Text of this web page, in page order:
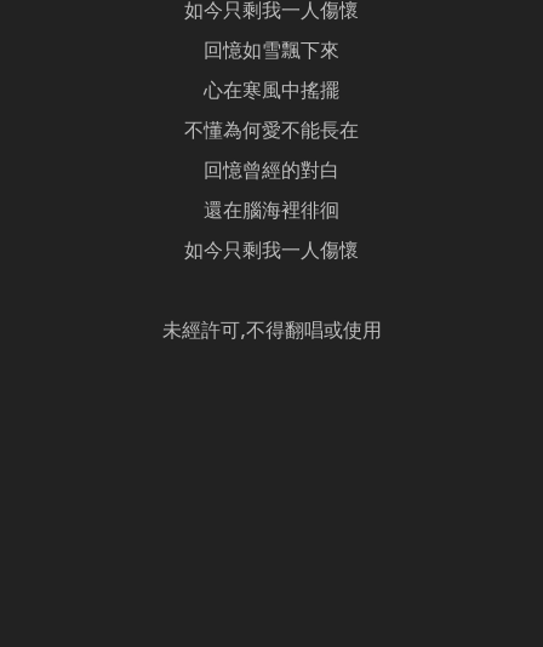
如今只剩我一人傷懷
回憶如雪飄下來
心在寒風中搖擺
不懂為何愛不能長在
回憶曾經的對白
還在腦海裡徘徊
如今只剩我一人傷懷
未經許可,不得翻唱或使用